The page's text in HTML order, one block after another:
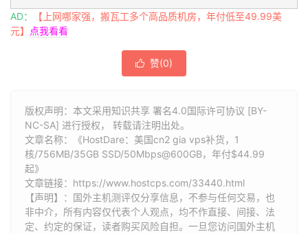
AD：
【上网哪家强，搬瓦工多个高品质机房，年付低至49.99美
元】 点我看看
 赞(0)
版权声明：本文采用知识共享 署名4.0国际许可协议 [BY-
NC-SA] 进行授权， 转载请注明出处。
文章名称：《HostDare：美国cn2 gia vps补货，1
核/756MB/35GB SSD/50Mbps@600GB，年付$44.99
起》
文章链接： https://www.hostcps.com/33440.html
【声明】：国外主机测评仅分享信息，不参与任何交易，也
非中介，所有内容仅代表个人观点，均不作直接、间接、法
定、约定的保证，读者购买风险自担。一旦您访问国外主机